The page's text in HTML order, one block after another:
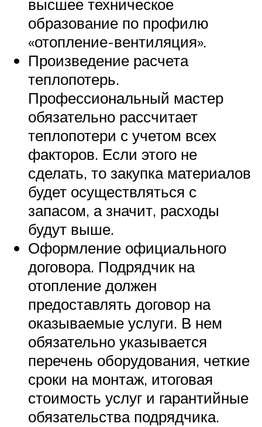
высшее техническое
образование по профилю
«отопление-вентиляция».
Произведение расчета
теплопотерь.
Профессиональный мастер
обязательно рассчитает
теплопотери с учетом всех
факторов. Если этого не
сделать, то закупка материалов
будет осуществляться с
запасом, а значит, расходы
будут выше.
Оформление официального
договора. Подрядчик на
отопление должен
предоставлять договор на
оказываемые услуги. В нем
обязательно указывается
перечень оборудования, четкие
сроки на монтаж, итоговая
стоимость услуг и гарантийные
обязательства подрядчика.